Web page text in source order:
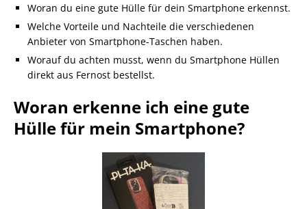
Woran du eine gute Hülle für dein Smartphone erkennst.
Welche Vorteile und Nachteile die verschiedenen
Anbieter von Smartphone-Taschen haben.
Worauf du achten musst, wenn du Smartphone Hüllen
direkt aus Fernost bestellst.
Woran erkenne ich eine gute
Hülle für mein Smartphone?